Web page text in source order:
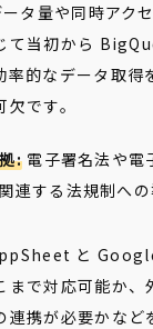
ータ量や同時アク
て当初から
率的なデータ取得
です。
:電子署名法や電
連する法規制への
と
まで対応可能か、
連携が必要かなど